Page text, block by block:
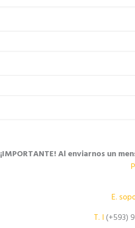
¡IMPORTANTE! Al enviarnos un
E.
T. I(+593)